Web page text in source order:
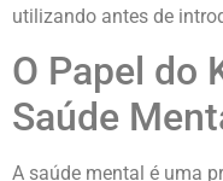
utilizando antes de
O Papel do
Saúde
A saúde mental é uma